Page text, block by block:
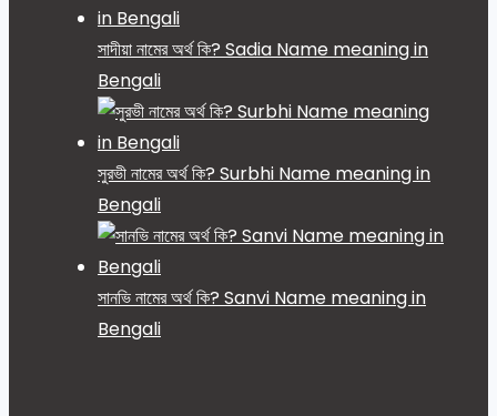
সাদীয়া নামের অর্থ কি? Sadia Name meaning in
Bengali
সুরভী নামের অর্থ কি? Surbhi Name meaning in
Bengali
সানভি নামের অর্থ কি? Sanvi Name meaning in
Bengali